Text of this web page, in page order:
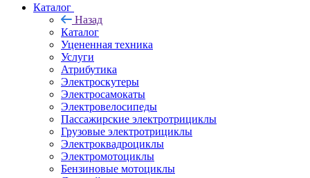
Каталог
Назад
Каталог
Уцененная техника
Услуги
Атрибутика
Электроскутеры
Электросамокаты
Электровелосипеды
Пассажирские электротрициклы
Грузовые электротрициклы
Электроквадроциклы
Электромотоциклы
Бензиновые мотоциклы